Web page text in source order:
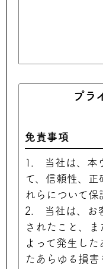
プラ
免責事項
1. 当社は、本
て、信頼性、正
れらについて保
2. 当社は、お
されたこと、
よって発生し
たあらゆる損